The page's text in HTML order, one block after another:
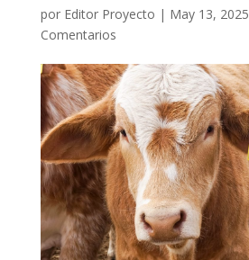
por Editor Proyecto | May 13, 2025
Comentarios